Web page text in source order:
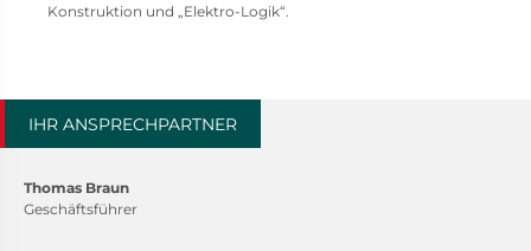
Konstruktion und „Elektro-Logik“.
IHR ANSPRECHPARTNER
Thomas Braun
Geschäftsführer